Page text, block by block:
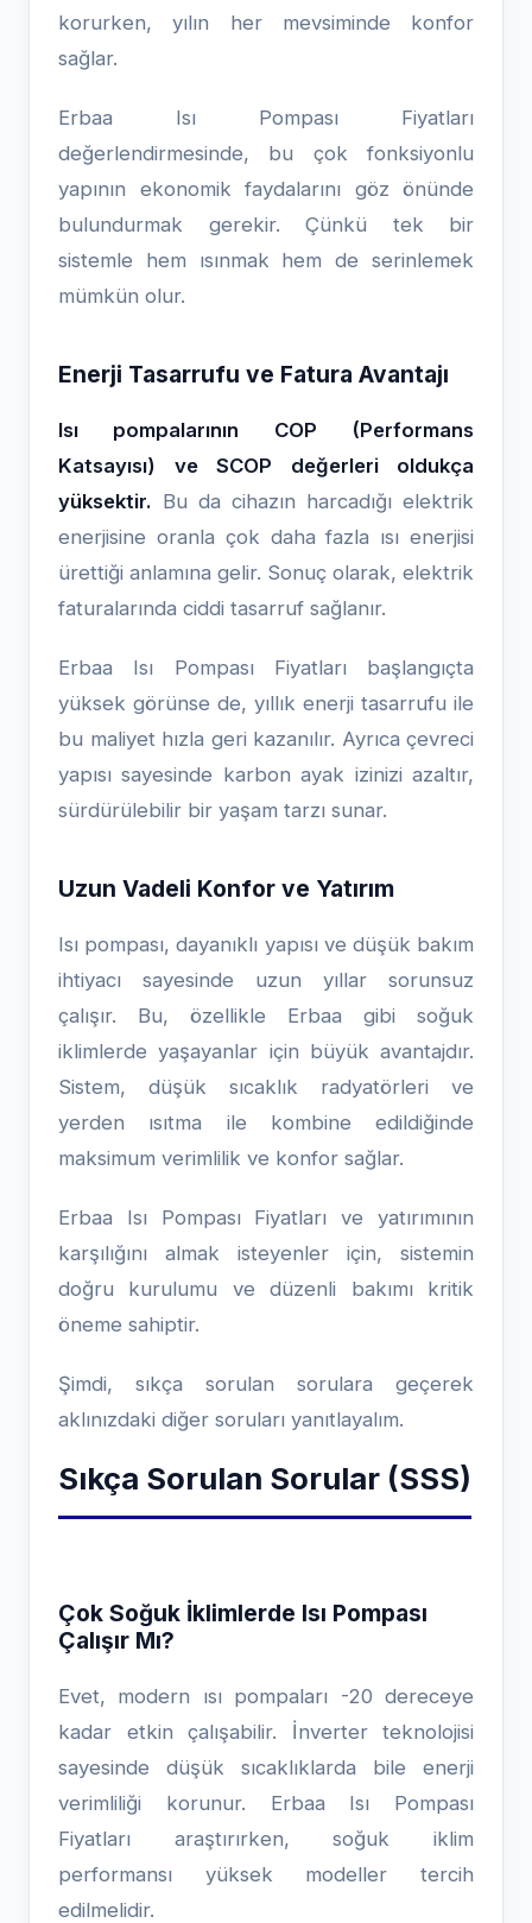
korurken, yılın her mevsiminde konfor
sağlar.
Erbaa Isı Pompası Fiyatları
değerlendirmesinde, bu çok fonksiyonlu
yapının ekonomik faydalarını göz önünde
bulundurmak gerekir. Çünkü tek bir
sistemle hem ısınmak hem de serinlemek
mümkün olur.
Enerji Tasarrufu ve Fatura Avantajı
Isı pompalarının COP (Performans
Katsayısı) ve SCOP değerleri oldukça
yüksektir. Bu da cihazın harcadığı elektrik
enerjisine oranla çok daha fazla ısı enerjisi
ürettiği anlamına gelir. Sonuç olarak, elektrik
faturalarında ciddi tasarruf sağlanır.
Erbaa Isı Pompası Fiyatları başlangıçta
yüksek görünse de, yıllık enerji tasarrufu ile
bu maliyet hızla geri kazanılır. Ayrıca çevreci
yapısı sayesinde karbon ayak izinizi azaltır,
sürdürülebilir bir yaşam tarzı sunar.
Uzun Vadeli Konfor ve Yatırım
Isı pompası, dayanıklı yapısı ve düşük bakım
ihtiyacı sayesinde uzun yıllar sorunsuz
çalışır. Bu, özellikle Erbaa gibi soğuk
iklimlerde yaşayanlar için büyük avantajdır.
Sistem, düşük sıcaklık radyatörleri ve
yerden ısıtma ile kombine edildiğinde
maksimum verimlilik ve konfor sağlar.
Erbaa Isı Pompası Fiyatları ve yatırımının
karşılığını almak isteyenler için, sistemin
doğru kurulumu ve düzenli bakımı kritik
öneme sahiptir.
Şimdi, sıkça sorulan sorulara geçerek
aklınızdaki diğer soruları yanıtlayalım.
Sıkça Sorulan Sorular (SSS)
Çok Soğuk İklimlerde Isı Pompası
Çalışır Mı?
Evet, modern ısı pompaları -20 dereceye
kadar etkin çalışabilir. İnverter teknolojisi
sayesinde düşük sıcaklıklarda bile enerji
verimliliği korunur. Erbaa Isı Pompası
Fiyatları araştırırken, soğuk iklim
performansı yüksek modeller tercih
edilmelidir.